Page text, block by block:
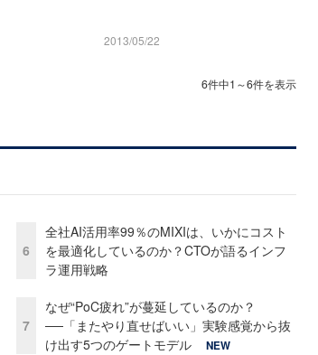
2013/05/22
6件中1～6件を表示
6
全社AI活用率99％のMIXIは、いかにコスト
を最適化しているのか？CTOが語るインフ
ラ運用戦略
7
なぜ“PoC疲れ”が蔓延しているのか？
──「またやり直せばいい」実験感覚から抜
け出す5つのゲートモデル
NEW